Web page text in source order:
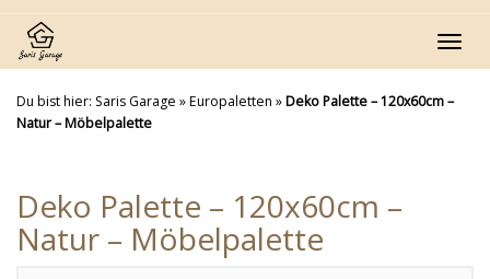
Skip
main
content
Du bist hier: Saris Garage »Europaletten »Deko Palette – 120x60cm –
Natur – Möbelpalette
Deko Palette – 120x60cm –
Natur – Möbelpalette